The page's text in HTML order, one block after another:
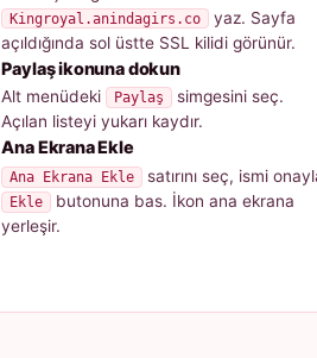
Kingroyal.anindagirs.co yaz. Sayfa
açıldığında sol üstte SSL kilidi görünür.
Paylaş ikonuna dokun
Alt menüdeki Paylaş
simgesini seç.
Açılan listeyi yukarı kaydır.
Ana Ekrana Ekle
Ana Ekrana Ekle satırını seç, ismi
Ekle
butonuna bas. İkon ana ekrana
yerleşir.